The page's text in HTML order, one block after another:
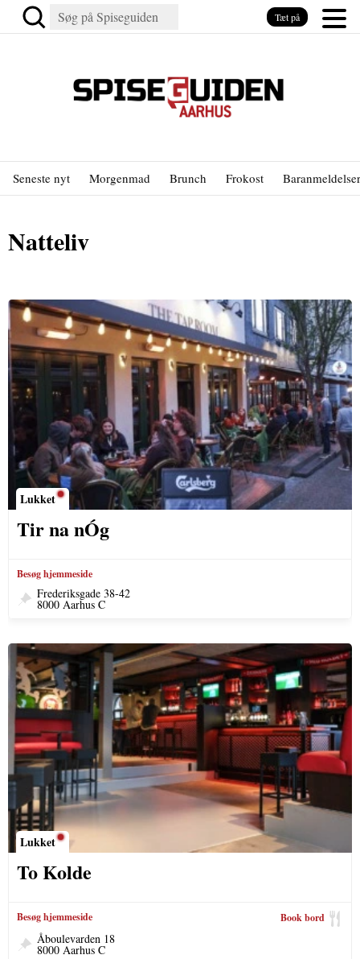
Seneste nyt Morgenmad Brunch Frokost Baranmeldelser
Natteliv
Lukket
Tir na nÓg
Besøg hjemmeside
Frederiksgade 38-42
8000 Aarhus C
Lukket
To Kolde
Besøg hjemmeside Book bord
Åboulevarden 18
8000 Aarhus C
Tæt på